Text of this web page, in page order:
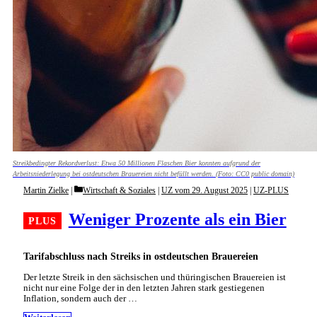
Streikbedingter Rekordverlust: Etwa 50 Millionen Flaschen Bier konnten aufgrund der
Arbeitsniederlegung bei ostdeutschen Brauereien nicht befüllt werden. (Foto: CC0 public domain)
Tarifabschluss nach Streiks in ostdeutschen Brauereien
Weniger Prozente als ein Bier
Martin Zielke Categories
Wirtschaft & Soziales UZ vom 29. August 2025 UZ-PLUS
Der letzte Streik in den sächsischen und thüringischen Brauereien ist
nicht nur eine Folge der in den letzten Jahren stark gestiegenen
Inflation, sondern auch der …